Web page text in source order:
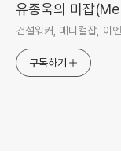
유종욱의 미잡
건설워커, 메디컬잡, 이
구독하기